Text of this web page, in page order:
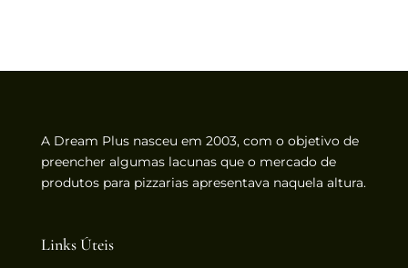
A Dream Plus nasceu em 2003, com o objetivo de
preencher algumas lacunas que o mercado de
produtos para pizzarias apresentava naquela altura.
Links Úteis